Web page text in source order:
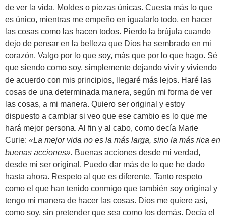
de ver la vida. Moldes o piezas únicas. Cuesta más lo que
es único, mientras me empeño en igualarlo todo, en hacer
las cosas como las hacen todos. Pierdo la brújula cuando
dejo de pensar en la belleza que Dios ha sembrado en mi
corazón. Valgo por lo que soy, más que por lo que hago. Sé
que siendo como soy, simplemente dejando vivir y viviendo
de acuerdo con mis principios, llegaré más lejos. Haré las
cosas de una determinada manera, según mi forma de ver
las cosas, a mi manera. Quiero ser original y estoy
dispuesto a cambiar si veo que ese cambio es lo que me
hará mejor persona. Al fin y al cabo, como decía Marie
Curie: «La mejor vida no es la más larga, sino la más rica en
buenas acciones». Buenas acciones desde mi verdad,
desde mi ser original. Puedo dar más de lo que he dado
hasta ahora. Respeto al que es diferente. Tanto respeto
como el que han tenido conmigo que también soy original y
tengo mi manera de hacer las cosas. Dios me quiere así,
como soy, sin pretender que sea como los demás. Decía el